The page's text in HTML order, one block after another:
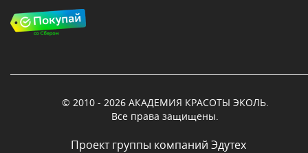
© 2010 - 2026 АКАДЕМИЯ КРАСОТЫ ЭКОЛЬ.
Все права защищены.
Проект группы компаний Эдутех